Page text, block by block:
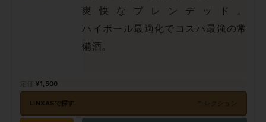
¥1,500
爽快なブレンデッド。
ハイボール最適化でコスパ最強の常
備酒。
LINXASで探す コレクション